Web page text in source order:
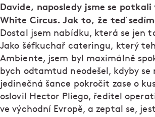
Davide, naposledy jsme se
White Circus. Jak to, že teď
Dostal jsem nabídku, která se jen
Jako šéfkuchař cateringu, který
Ambiente, jsem byl maximálně
bych odtamtud neodešel, kdyby se
jedinečná šance pokročit zase o
oslovil Hector Pliego, ředitel
ve východní Evropě, a zeptal se,